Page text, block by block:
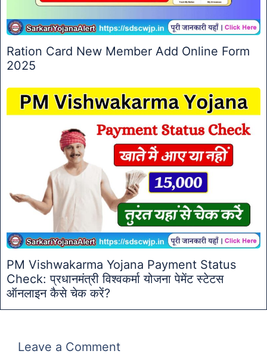
Ration Card New Member Add Online Form
2025
PM Vishwakarma Yojana Payment Status
Check: प्रधानमंत्री विश्वकर्मा योजना पेमेंट स्टेटस
ऑनलाइन कैसे चेक करें?
Leave a Comment